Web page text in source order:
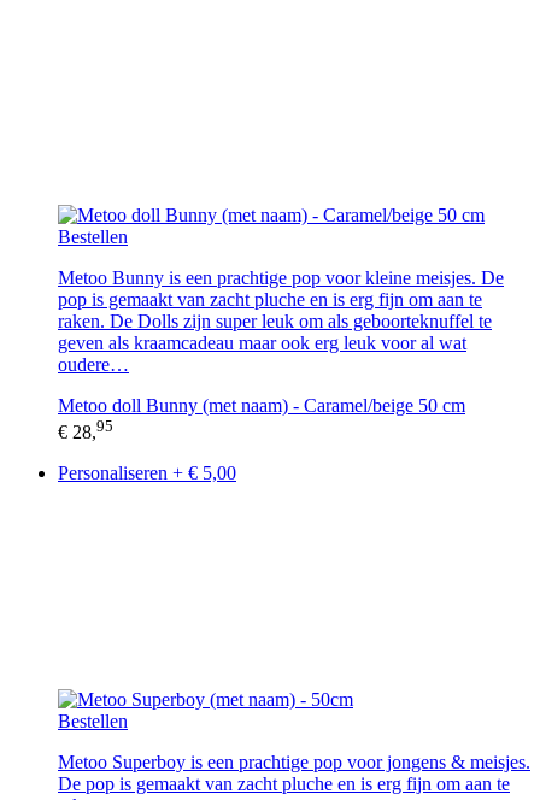
Bestellen
Metoo Bunny is een prachtige pop voor kleine meisjes. De
pop is gemaakt van zacht pluche en is erg fijn om aan te
raken. De Dolls zijn super leuk om als geboorteknuffel te
geven als kraamcadeau maar ook erg leuk voor al wat
oudere…
Metoo doll Bunny (met naam) - Caramel/beige 50 cm
€ 28,95
Personaliseren + € 5,00
Bestellen
Metoo Superboy is een prachtige pop voor jongens & meisjes.
De pop is gemaakt van zacht pluche en is erg fijn om aan te